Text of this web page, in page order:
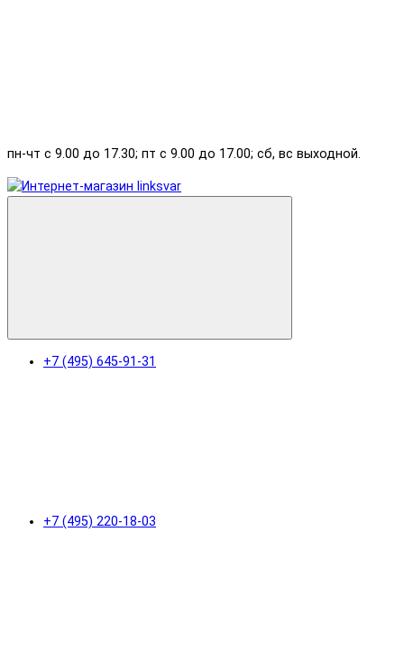
пн-чт с 9.00 до 17.30; пт с 9.00 до 17.00; сб, вс выходной.
+7 (495) 645-91-31
+7 (495) 220-18-03